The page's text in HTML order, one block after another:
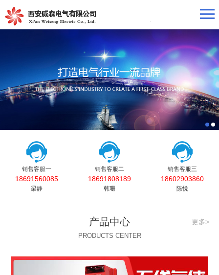
销售客服一
18691560085
梁静
销售客服二
18691808189
韩珊
销售客服三
18602903860
陈悦
产品中心 更多>
PRODUCTS CENTER